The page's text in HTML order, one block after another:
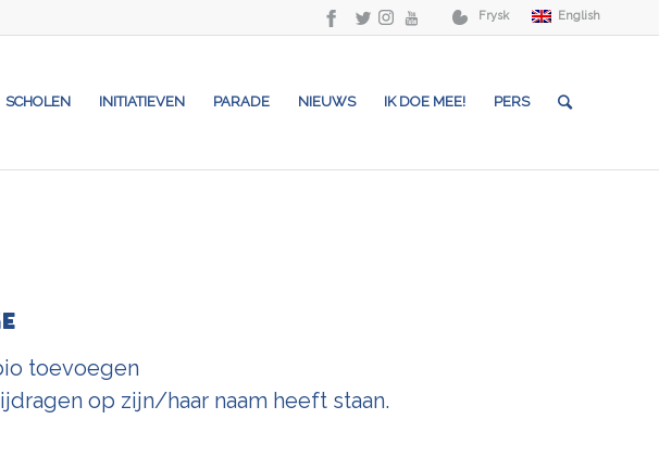
Frysk English
SCHOLEN INITIATIEVEN PARADE NIEUWS IK DOE MEE! PERS
toevoegen
op zijn/haar naam heeft staan.